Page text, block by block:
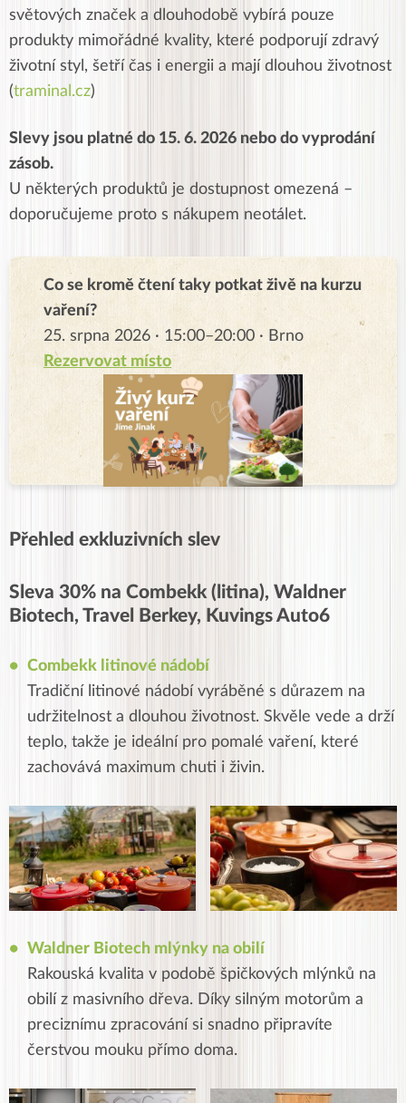
světových značek a dlouhodobě vybírá pouze
produkty mimořádné kvality, které podporují zdravý
životní styl, šetří čas i energii a mají dlouhou životnost
(traminal.cz)
Slevy jsou platné do 15. 6. 2026 nebo do vyprodání
zásob.
U některých produktů je dostupnost omezená –
doporučujeme proto s nákupem neotálet.
Co se kromě čtení taky potkat živě na kurzu
vaření?
25. srpna 2026 · 15:00–20:00 · Brno
Rezervovat místo
Přehled exkluzivních slev
Sleva 30% na Combekk (litina), Waldner
Biotech, Travel Berkey, Kuvings Auto6
Combekk litinové nádobí
Tradiční litinové nádobí vyráběné s důrazem na
udržitelnost a dlouhou životnost. Skvěle vede a drží
teplo, takže je ideální pro pomalé vaření, které
zachovává maximum chuti i živin.
Waldner Biotech mlýnky na obilí
Rakouská kvalita v podobě špičkových mlýnků na
obilí z masivního dřeva. Díky silným motorům a
preciznímu zpracování si snadno připravíte
čerstvou mouku přímo doma.